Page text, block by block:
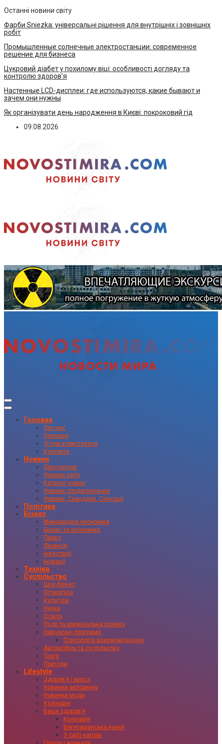
Останні новини світу
Фарби Sniezka: універсальні рішення для внутрішніх і зовнішніх
робіт
Промышленные солнечные электростанции: современное
решение для бизнеса
Цукровий діабет у похилому віці: особливості догляду та
контролю здоров’я
Настенные LCD-дисплеи: где используются, какие бывают и
зачем они нужны
Як організувати день народження в Києві: покроковий гід
09.08.2026
Головна
Про нас
Реклама
Угода користувача
Контакти
Новини
Прес-релізи
Новини світу
Каталог новин
Новини оподаткування
Новини, Скандали, Сенсації
Політика
Бізнес
Міжнародна економіка
Бізнес та економіка
Право
Фінанси
Інвестиції
Іновації
Техніка
Суспільство
Шоу-бізнес
Література
Культура
Наука
Освіта
Події та кримінальна хроніка
Навчальні програми
Психологія взаємовідносин
Автомобіль та суспільство
Театр
Пригоди
Lifestyle
Здоровʼя і краса
Новинки авторинку
Новинки моди
Кулінарія
Ваше здоровʼя
Кулінарія
Вегетаріанська кухня
У світі напоїв